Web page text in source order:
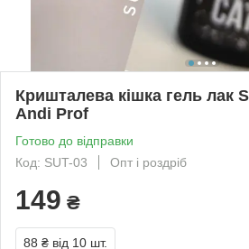
Кришталева кішка гель лак
Andi Prof
Готово до відправки
Код: SUT-03
Опт і роздріб
149 ₴
88 ₴ від 10 шт.